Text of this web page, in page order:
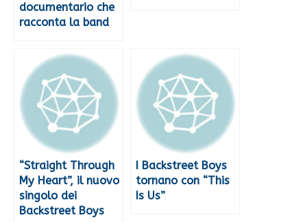
documentario che
racconta la band
“Straight Through
My Heart”, il nuovo
singolo dei
Backstreet Boys
I Backstreet Boys
tornano con “This
Is Us”